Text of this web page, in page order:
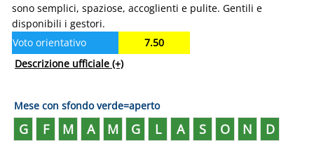
sono semplici, spaziose, accoglienti e pulite. Gentili e
disponibili i gestori.
Voto orientativo
7.50
Descrizione ufficiale (+)
Mese con sfondo verde=aperto
G F M A M G L A S O N D